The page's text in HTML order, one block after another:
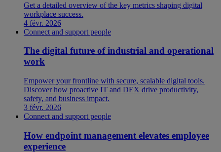
Get a detailed overview of the key metrics shaping digital
workplace success.
4 févr. 2026
Connect and support people
The digital future of industrial and operational
work
Empower your frontline with secure, scalable digital tools.
Discover how proactive IT and DEX drive productivity,
safety, and business impact.
3 févr. 2026
Connect and support people
How endpoint management elevates employee
experience